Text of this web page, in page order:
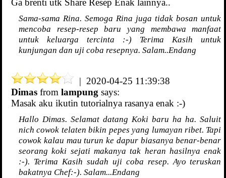
Ga brenti utk Share Resep Enak lainnya..
Sama-sama Rina. Semoga Rina juga tidak bosan untuk
mencoba resep-resep baru yang membawa manfaat
untuk keluarga tercinta :-) Terima Kasih untuk
kunjungan dan uji coba resepnya. Salam..Endang
| 2020-04-25 11:39:38
Dimas from lampung says:
Masak aku ikutin tutorialnya rasanya enak :-)
Hallo Dimas. Selamat datang Koki baru ha ha. Saluit
nich cowok telaten bikin pepes yang lumayan ribet. Tapi
cowok kalau mau turun ke dapur biasanya benar-benar
seorang koki sejati makanya tak heran hasilnya enak
:-). Terima Kasih sudah uji coba resep. Ayo teruskan
bakatnya Chef:-). Salam...Endang